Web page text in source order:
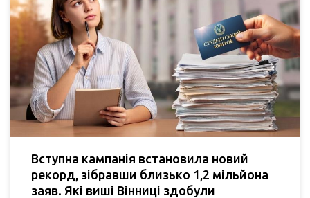
Вступна кампанія встановила новий
рекорд, зібравши близько 1,2 мільйона
заяв. Які виші Вінниці здобули